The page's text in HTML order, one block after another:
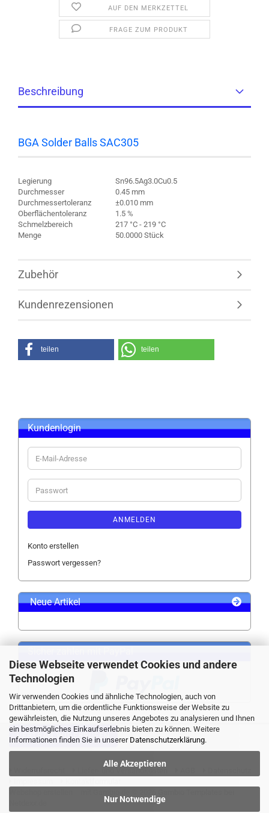
Diese Webseite verwendet Cookies und andere
Technologien
Wir verwenden Cookies und ähnliche Technologien, auch von
Drittanbietern, um die ordentliche Funktionsweise der Website zu
gewährleisten, die Nutzung unseres Angebotes zu analysieren und Ihnen
ein bestmögliches Einkaufserlebnis bieten zu können. Weitere
Informationen finden Sie in unserer Datenschutzerklärung.
Alle Akzeptieren
Nur Notwendige
AUF DEN MERKZETTEL
FRAGE ZUM PRODUKT
Beschreibung
BGA Solder Balls SAC305
Legierung
Sn96.5Ag3.0Cu0.5
Durchmesser
0.45 mm
Durchmessertoleranz
±0.010 mm
Oberflächentoleranz
1.5 %
Schmelzbereich
217 °C - 219 °C
Menge
50.0000 Stück
Zubehör
Kundenrezensionen
teilen teilen
Kundenlogin
E-
Mail-
Adresse
Passwort
ANMELDEN
Konto erstellen
Passwort vergessen?
Neue Artikel
VERTRAG WIDERRUFEN
Liefer- und Versandkosten